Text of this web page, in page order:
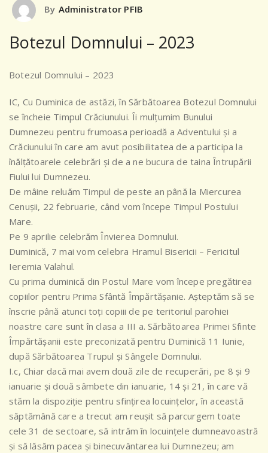
By Administrator PFIB
Botezul Domnului – 2023
Botezul Domnului – 2023
IC, Cu Duminica de astăzi, în Sărbătoarea Botezul Domnului
se încheie Timpul Crăciunului. Îi mulțumim Bunului
Dumnezeu pentru frumoasa perioadă a Adventului și a
Crăciunului în care am avut posibilitatea de a participa la
înălțătoarele celebrări și de a ne bucura de taina Întrupării
Fiului lui Dumnezeu.
De mâine reluăm Timpul de peste an până la Miercurea
Cenușii, 22 februarie, când vom începe Timpul Postului
Mare.
Pe 9 aprilie celebrăm Învierea Domnului.
Duminică, 7 mai vom celebra Hramul Bisericii – Fericitul
Ieremia Valahul.
Cu prima duminică din Postul Mare vom începe pregătirea
copiilor pentru Prima Sfântă Împărtășanie. Așteptăm să se
înscrie până atunci toți copiii de pe teritoriul parohiei
noastre care sunt în clasa a III a. Sărbătoarea Primei Sfinte
Împărtășanii este preconizată pentru Duminică 11 Iunie,
după Sărbătoarea Trupul și Sângele Domnului.
I.c, Chiar dacă mai avem două zile de recuperări, pe 8 și 9
ianuarie și două sâmbete din ianuarie, 14 și 21, în care vă
stăm la dispoziție pentru sfințirea locuințelor, în această
săptămână care a trecut am reușit să parcurgem toate
cele 31 de sectoare, să intrăm în locuințele dumneavoastră
și să lăsăm pacea și binecuvântarea lui Dumnezeu; am